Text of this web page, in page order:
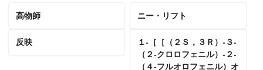
高物師 ニー・リフト
反映
１‐［［（２Ｓ，３Ｒ）‐３‐
（２‐クロロフェニル）‐２‐
（４‐フルオロフェニル）オ